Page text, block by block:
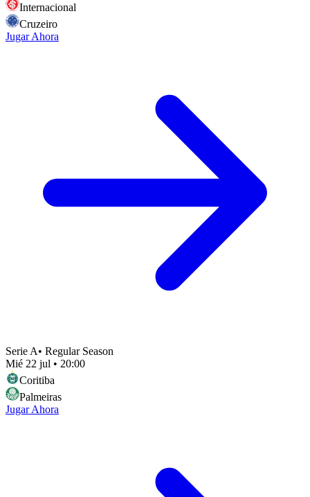
Internacional
Cruzeiro
Jugar Ahora
Serie A• Regular Season
Mié 22 jul • 20:00
Coritiba
Palmeiras
Jugar Ahora